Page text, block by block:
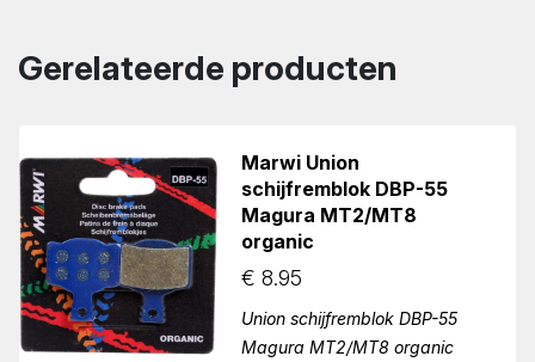
Gerelateerde producten
Marwi Union
schijfremblok DBP-55
Magura MT2/MT8
organic
€ 8.95
Union schijfremblok DBP-55
Magura MT2/MT8 organic